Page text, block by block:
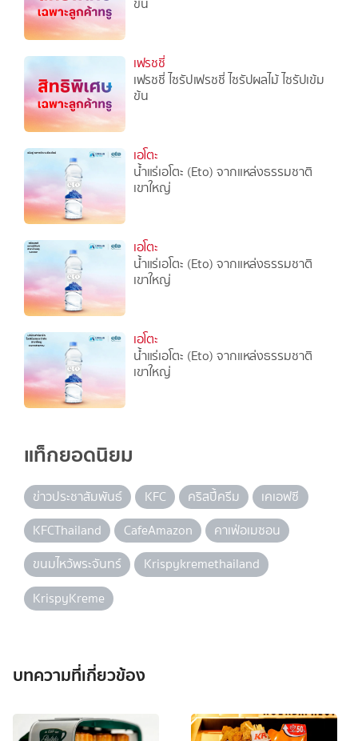
เฟรชชี่
เฟรชชี่ ไซรัปเฟรชชี่ ไซรัปผลไม้ ไซรัปเข้ม
ข้น
เอโตะ
น้ำแร่เอโตะ (Eto) จากแหล่งธรรมชาติ
เขาใหญ่
เอโตะ
น้ำแร่เอโตะ (Eto) จากแหล่งธรรมชาติ
เขาใหญ่
เอโตะ
น้ำแร่เอโตะ (Eto) จากแหล่งธรรมชาติ
เขาใหญ่
แท็กยอดนิยม
ข่าวประชาสัมพันธ์ KFC คริสปี้ครีม
เคเอฟซี
KFCThailand
CafeAmazon
คาเฟ่อเมซอน
ขนมไหว้พระจันทร์
Krispykremethailand
KrispyKreme
บทความที่เกี่ยวข้อง